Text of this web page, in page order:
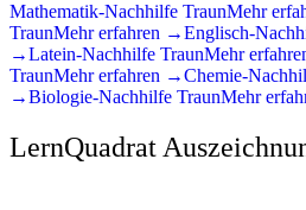
Mathematik-Nachhilfe TraunMehr
TraunMehr erfahren →Englisch-
→Latein-Nachhilfe TraunMehr
TraunMehr erfahren →Chemie-
→Biologie-Nachhilfe TraunMehr
LernQuadrat